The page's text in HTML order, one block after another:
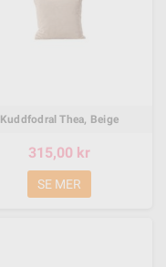
Kuddfodral Thea, Beige
315,00 kr
SE MER